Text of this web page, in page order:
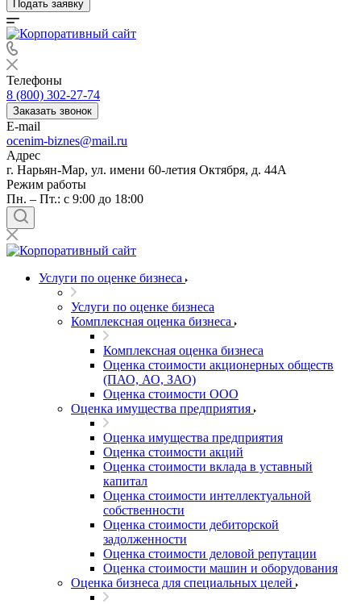
Подать заявку
Телефоны
8 (800) 302-27-74
Заказать звонок
E-mail
ocenim-biznes@mail.ru
Адрес
г. Нарьян-Мар, ул. имени 60-летия Октября, д. 44А
Режим работы
Пн. – Пт.: с 9:00 до 18:00
Услуги по оценке бизнеса
Услуги по оценке бизнеса
Комплексная оценка бизнеса
Комплексная оценка бизнеса
Оценка стоимости акционерных обществ
(ПАО, АО, ЗАО)
Оценка стоимости ООО
Оценка имущества предприятия
Оценка имущества предприятия
Оценка стоимости акций
Оценка стоимости вклада в уставный
капитал
Оценка стоимости интеллектуальной
собственности
Оценка стоимости дебиторской
задолженности
Оценка стоимости деловой репутации
Оценка стоимости машин и оборудования
Оценка бизнеса для специальных целей